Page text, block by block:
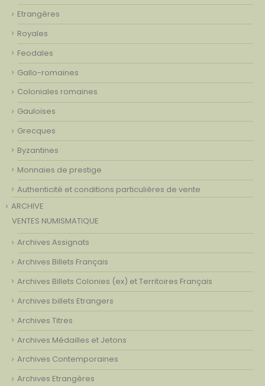
Etrangères
Royales
Feodales
Gallo-romaines
Coloniales romaines
Gauloises
Grecques
Byzantines
Monnaies de prestige
Authenticité et conditions particulières de vente
ARCHIVE
VENTES NUMISMATIQUE
Archives Assignats
Archives Billets Français
Archives Billets Colonies (ex) et Territoires Français
Archives billets Etrangers
Archives Titres
Archives Médailles et Jetons
Archives Contemporaines
Archives Etrangères